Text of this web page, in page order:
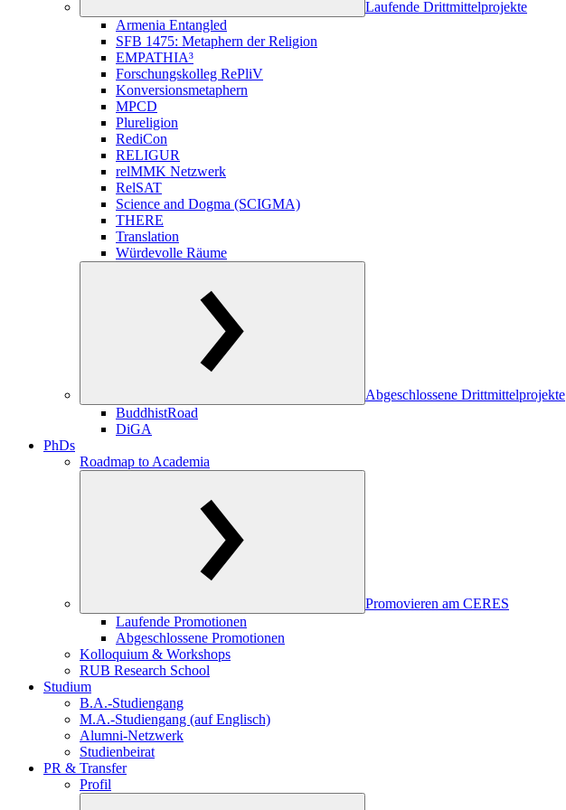
Laufende Drittmittelprojekte
Armenia Entangled
SFB 1475: Metaphern der Religion
EMPATHIA³
Forschungskolleg RePliV
Konversionsmetaphern
MPCD
Plureligion
RediCon
RELIGUR
relMMK Netzwerk
RelSAT
Science and Dogma (SCIGMA)
THERE
Translation
Würdevolle Räume
Abgeschlossene Drittmittelprojekte
BuddhistRoad
DiGA
PhDs
Roadmap to Academia
Promovieren am CERES
Laufende Promotionen
Abgeschlossene Promotionen
Kolloquium & Workshops
RUB Research School
Studium
B.A.-Studiengang
M.A.-Studiengang (auf Englisch)
Alumni-Netzwerk
Studienbeirat
PR & Transfer
Profil